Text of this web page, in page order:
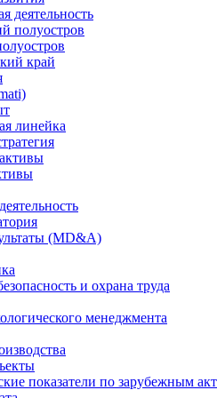
деятельность
полуостров
край
линейка
(MD&A)
и охрана труда
менеджмента
показатели по зарубежным